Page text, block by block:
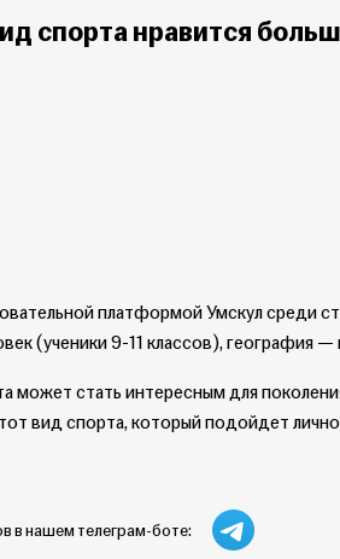
спорта нравится
платформой Умскул среди
(ученики 9-11 классов), география
может стать интересным для
вид спорта, который подойдет
в нашем телеграм-боте: